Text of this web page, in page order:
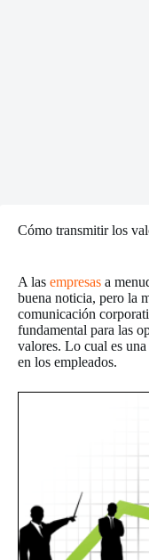
Cómo transmitir los
A las empresas a
buena noticia, pero la
comunicación
fundamental para las
valores. Lo cual es
en los empleados.